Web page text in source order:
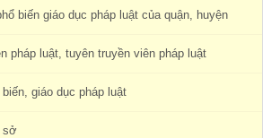
biến giáo dục pháp luật của quận, huyện
pháp luật, tuyên truyền viên pháp luật
giáo dục pháp luật
sở